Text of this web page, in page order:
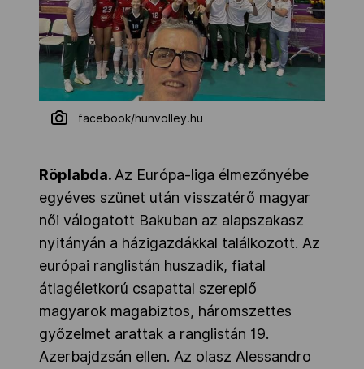
facebook/hunvolley.hu
Röplabda. Az Európa-liga élmezőnyébe
egyéves szünet után visszatérő magyar
női válogatott Bakuban az alapszakasz
nyitányán a házigazdákkal találkozott. Az
európai ranglistán huszadik, fiatal
átlagéletkorú csapattal szereplő
magyarok magabiztos, háromszettes
győzelmet arattak a ranglistán 19.
Azerbajdzsán ellen. Az olasz Alessandro